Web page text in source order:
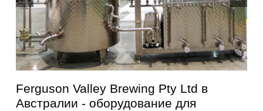
Ferguson Valley Brewing Pty Ltd в
Австралии - оборудование для